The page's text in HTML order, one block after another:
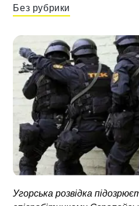
Без рубрики
Угорська розвідка